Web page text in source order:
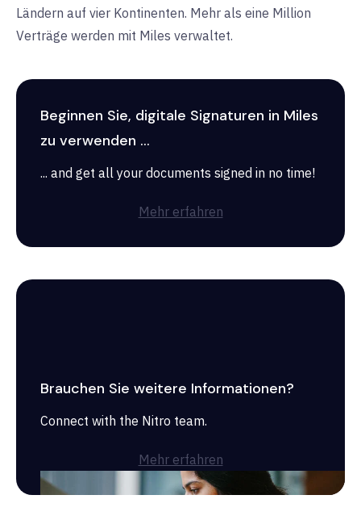
Ländern auf vier Kontinenten. Mehr als eine Million
Verträge werden mit Miles verwaltet.
Beginnen Sie, digitale Signaturen in Miles
zu verwenden ...
... and get all your documents signed in no time!
Mehr erfahren
Brauchen Sie weitere Informationen?
Connect with the Nitro team.
Mehr erfahren